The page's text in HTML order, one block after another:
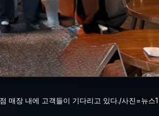
매장 내에 고객들이 기다리고 있다./사진=뉴스1